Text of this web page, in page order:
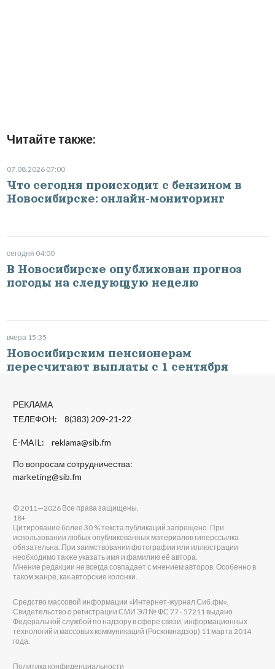
Читайте также:
07.08.2026 07:00
Что сегодня происходит с бензином в
Новосибирске: онлайн-мониторинг
сегодня 04:00
В Новосибирске опубликован прогноз
погоды на следующую неделю
вчера 15:35
Новосибирским пенсионерам
пересчитают выплаты с 1 сентября
РЕКЛАМА
ТЕЛЕФОН: 8(383) 209-21-22
E-MAIL: reklama@sib.fm
По вопросам сотрудничества:
marketing@sib.fm
© 2011—2026 Все права защищены.
18+
Цитирование более 30 % текста публикаций запрещено. При
использовании любых опубликованных материалов гиперссылка
обязательна. При заимствовании фотографии или иллюстрации
необходимо также указать имя и фамилию её автора.
Мнение редакции не всегда совпадает с мнением авторов. Особенно в
таком жанре, как авторские колонки.
Средство массовой информации «Интернет-журнал Сиб.фм».
Свидетельство о регистрации СМИ ЭЛ № ФС 77 - 57211 выдано
Федеральной службой по надзору в сфере связи, информационных
технологий и массовых коммуникаций (Роскомнадзор) 11 марта 2014
года.
Политика конфиденциальности